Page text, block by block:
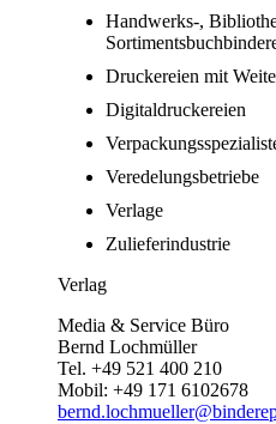
Handwerks-,
Druckereien mit
Digitaldruckereien
Veredelungsbetriebe
Verlage
Zulieferindustrie
Verlag
Media & Service Büro
Bernd Lochmüller
Tel. +49 521 400 210
Mobil: +49 171 6102678